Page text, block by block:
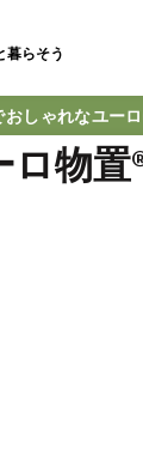
暮らそう
しゃれなユー
物